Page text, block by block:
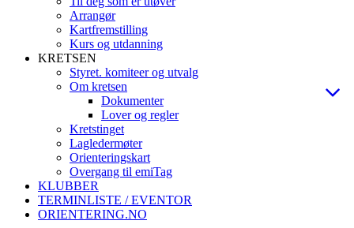
Arrangør
Kartfremstilling
Kurs og utdanning
KRETSEN
Styret. komiteer og utvalg
Om kretsen
Dokumenter
Lover og regler
Kretstinget
Lagledermøter
Orienteringskart
Overgang til emiTag
KLUBBER
TERMINLISTE / EVENTOR
ORIENTERING.NO